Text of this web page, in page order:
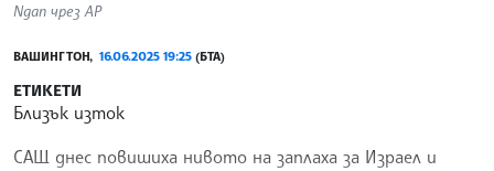
Ngan чрез AP
ВАШИНГТОН, 16.06.2025 19:25 (БТА)
ЕТИКЕТИ
Близък изток
САЩ днес повишиха нивото на заплаха за Израел и